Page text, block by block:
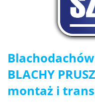
BLACHY
montaż i